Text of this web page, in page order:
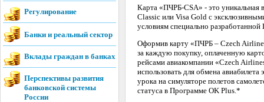
Регулирование
Банки и реальный сектор
Вклады граждан в банках
Перспективы развития
банковской системы
России
Карта «ПЧРБ-CSA» - это
Classic или Visa Gold с
условиям специально
Оформив карту «ПЧРБ – Czech
за каждую покупку, оплаченную
рейсами авиакомпании «Czech
использовать для обмена
урока на симуляторе полетов
статуса в Программе OK Plus.*